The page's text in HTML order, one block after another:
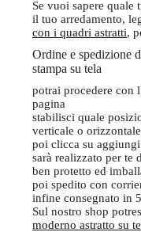
Se vuoi sapere quale
il tuo arredamento,
con i quadri astratti,
Ordine e spedizione
stampa su tela
potrai procedere con
pagina
stabilisci quale
verticale o orizzontale
poi clicca su
sarà realizzato per te
ben protetto ed
poi spedito con
infine consegnato in
Sul nostro shop
moderno astratto su